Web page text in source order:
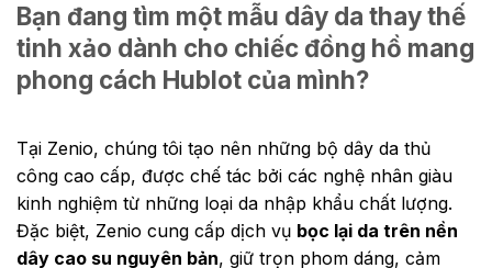
Bạn đang tìm một mẫu dây da thay thế
tinh xảo dành cho chiếc đồng hồ mang
phong cách Hublot của mình?
Tại Zenio, chúng tôi tạo nên những bộ dây da thủ
công cao cấp, được chế tác bởi các nghệ nhân giàu
kinh nghiệm từ những loại da nhập khẩu chất lượng.
Đặc biệt, Zenio cung cấp dịch vụ bọc lại da trên nền
dây cao su nguyên bản, giữ trọn phom dáng, cảm